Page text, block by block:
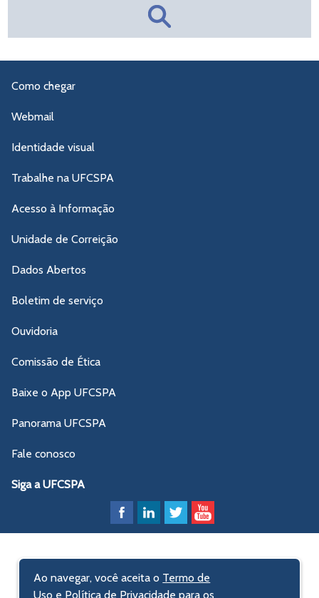
Como chegar
Webmail
Identidade visual
Trabalhe na UFCSPA
Acesso à Informação
Unidade de Correição
Dados Abertos
Boletim de serviço
Ouvidoria
Comissão de Ética
Baixe o App UFCSPA
Panorama UFCSPA
Fale conosco
Siga a UFCSPA
Ao navegar, você aceita o Termo de
Uso e Política de Privacidade para os